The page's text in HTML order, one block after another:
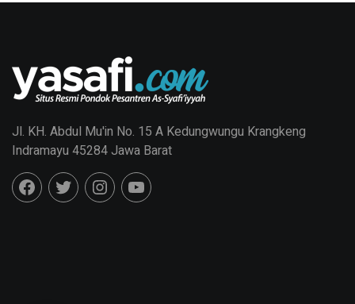
Jl. KH. Abdul Mu'in No. 15 A Kedungwungu Krangkeng
Indramayu 45284 Jawa Barat